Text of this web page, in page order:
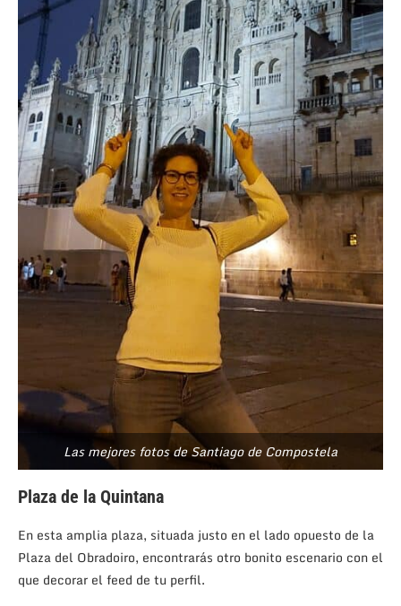
Las mejores fotos de Santiago de Compostela
Plaza de la Quintana
En esta amplia plaza, situada justo en el lado opuesto de la
Plaza del Obradoiro, encontrarás otro bonito escenario con el
que decorar el feed de tu perfil.